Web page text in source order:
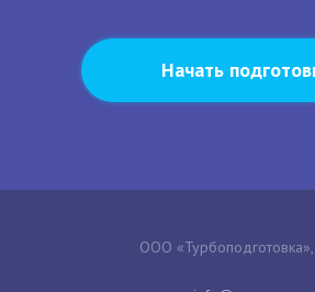
Начать
ООО